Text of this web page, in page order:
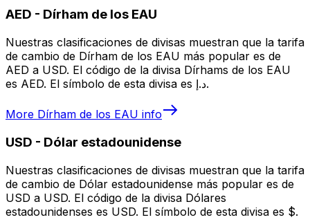
AED - Dírham de los EAU
Nuestras clasificaciones de divisas muestran que la tarifa
de cambio de Dírham de los EAU más popular es de
AED a USD. El código de la divisa Dírhams de los EAU
es AED. El símbolo de esta divisa es د.إ.
More Dírham de los EAU info
USD - Dólar estadounidense
Nuestras clasificaciones de divisas muestran que la tarifa
de cambio de Dólar estadounidense más popular es de
USD a USD. El código de la divisa Dólares
estadounidenses es USD. El símbolo de esta divisa es $.